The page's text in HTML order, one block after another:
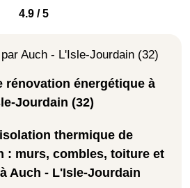
4.9 / 5
Auch - L'Isle-Jourdain (32)
rénovation énergétique à
Jourdain (32)
thermique de
: murs, combles, toiture et
Auch - L'Isle-Jourdain